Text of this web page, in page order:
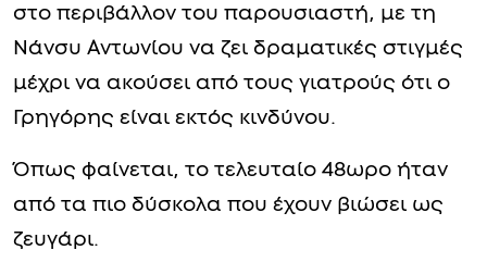
στο περιβάλλον του παρουσιαστή, με τη
Νάνσυ Αντωνίου να ζει δραματικές στιγμές
μέχρι να ακούσει από τους γιατρούς ότι ο
Γρηγόρης είναι εκτός κινδύνου.
Όπως φαίνεται, το τελευταίο 48ωρο ήταν
από τα πιο δύσκολα που έχουν βιώσει ως
ζευγάρι.